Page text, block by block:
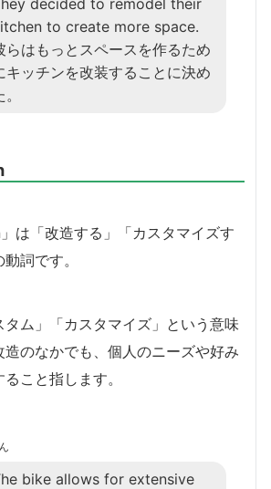
to create more space.
らはもっとスペースを作るため
キッチンを改装することに決め
は「改造する」「カスタマイズす
詞です。
タム」「カスタマイズ」という意味
造のなかでも、個人のニーズや好み
こと指します。
bike allows for extensive